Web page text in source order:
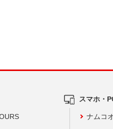
スマホ・
ナムコ